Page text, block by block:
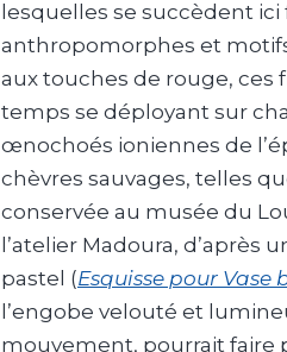
lesquelles se succèdent
anthropomorphes et
aux touches de rouge, ces
temps se déployant sur
œnochoés ioniennes de
chèvres sauvages, telles
conservée au musée du
l’atelier Madoura, d’après
pastel (Esquisse pour Vase
l’engobe velouté et
mouvement, pourrait faire